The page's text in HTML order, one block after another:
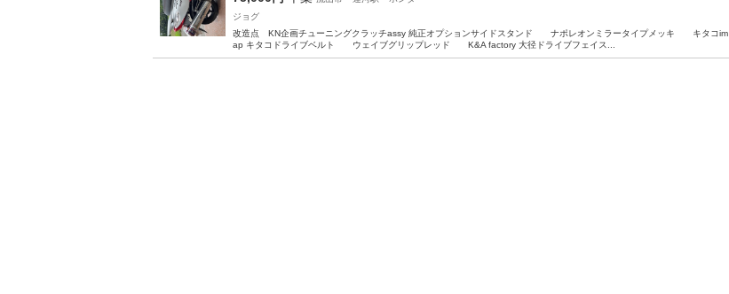
ジョグ
改造点 KN企画チューニングクラッチassy 純正オプションサイドスタンド ナポレオンミラータイプメッキ キタコim
ap キタコドライブベルト ウェイブグリップレッド K&A factory 大径ドライブフェイス...